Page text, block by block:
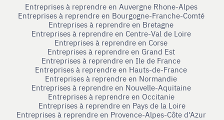
Entreprises à reprendre en Auvergne Rhone-Alpes
Entreprises à reprendre en Bourgogne-Franche-Comté
Entreprises à reprendre en Bretagne
Entreprises à reprendre en Centre-Val de Loire
Entreprises à reprendre en Corse
Entreprises à reprendre en Grand Est
Entreprises à reprendre en Ile de France
Entreprises à reprendre en Hauts-de-France
Entreprises à reprendre en Normandie
Entreprises à reprendre en Nouvelle-Aquitaine
Entreprises à reprendre en Occitanie
Entreprises à reprendre en Pays de la Loire
Entreprises à reprendre en Provence-Alpes-Côte d'Azur